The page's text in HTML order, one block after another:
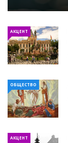
АКЦЕНТ
ОБЩЕСТВО
АКЦЕНТ